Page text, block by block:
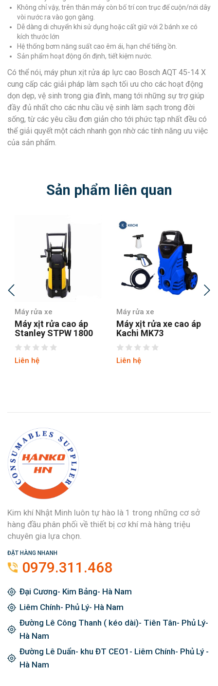
Không chỉ vậy, trên thân máy còn bố trí con trục để cuộn/nới dây
vòi nước ra vào gọn gàng.
Dễ dàng di chuyển khi sử dụng hoặc cất giữ với 2 bánh xe có
kích thước lớn
Hệ thống bơm năng suất cao êm ái, hạn chế tiếng ồn.
Sản phẩm hoạt động ổn định, tiết kiệm nước.
Có thể nói, máy phun xịt rửa áp lực cao Bosch AQT 45-14 X
cung cấp các giải pháp làm sạch tối ưu cho các hoạt động
dọn dẹp, vệ sinh trong gia đình, mang tới những sự trợ giúp
đầy đủ nhất cho các nhu cầu vệ sinh làm sạch trong đời
sống, từ các yêu cầu đơn giản cho tới phức tạp nhất đều có
thể giải quyết một cách nhanh gọn nhờ các tính năng ưu việc
của sản phẩm.
Sản phẩm liên quan
Máy rửa xe
Máy xịt rửa cao áp
Stanley STPW 1800
Liên hệ
Máy rửa xe
Máy xịt rửa xe cao áp
Kachi MK73
Liên hệ
Kim khí Nhật Minh luôn tự hào là 1 trong những cơ sở
hàng đầu phân phối về thiết bị cơ khí mà hàng triệu
chuyên gia lựa chọn.
ĐẶT HÀNG NHANH
0979.311.468
Đại Cương- Kim Bảng- Hà Nam
Liêm Chính- Phủ Lý- Hà Nam
Đường Lê Công Thanh ( kéo dài)- Tiên Tân- Phủ Lý-
Hà Nam
Đường Lê Duẩn- khu ĐT CEO1- Liêm Chính- Phủ Lý -
Hà Nam